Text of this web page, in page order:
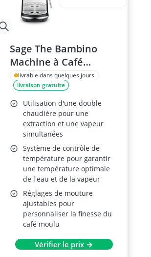
Sage The Bambino
Machine à Café
Compacte
livrable dans quelques jours
livraison gratuite
Utilisation d'une double
chaudière pour une
extraction et une vapeur
simultanées
Système de contrôle de
température pour garantir
une température optimale
de l'eau et de la vapeur
Réglages de mouture
ajustables pour
personnaliser la finesse du
café moulu
Vérifier le prix →